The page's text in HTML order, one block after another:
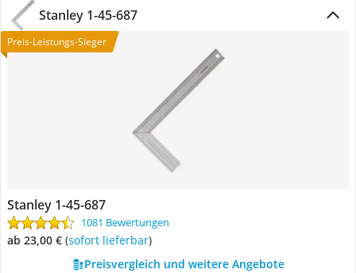
Stanley 1-45-687
Preis-Leistungs-Sieger
Stanley 1-45-687
1081 Bewertungen
ab 23,00 € ( Sofort lieferbar)
Preisvergleich und weitere Angebote